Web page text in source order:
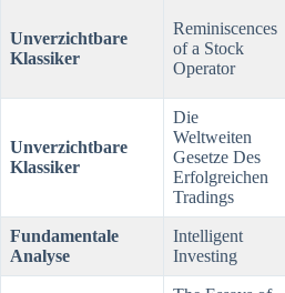
Unverzichtbare
Klassiker
Reminiscences
of a Stock
Operator
Unverzichtbare
Klassiker
Die
Weltweiten
Gesetze Des
Erfolgreichen
Tradings
Fundamentale
Analyse
Intelligent
Investing